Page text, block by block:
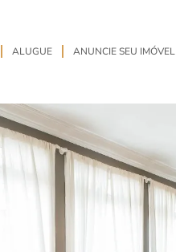
ALUGUE ANUNCIE SEU IMÓVEL